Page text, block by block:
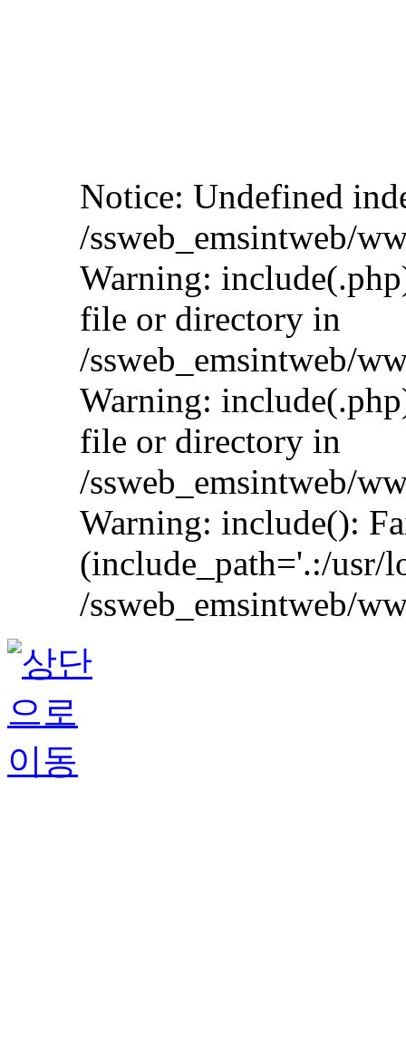
Notice: Undefined
/ssweb_emsintweb/
Warning:
file or directory in
/ssweb_emsintweb/
Warning:
file or directory in
/ssweb_emsintweb/
Warning: include():
(include_path='.:/usr/
/ssweb_emsintweb/